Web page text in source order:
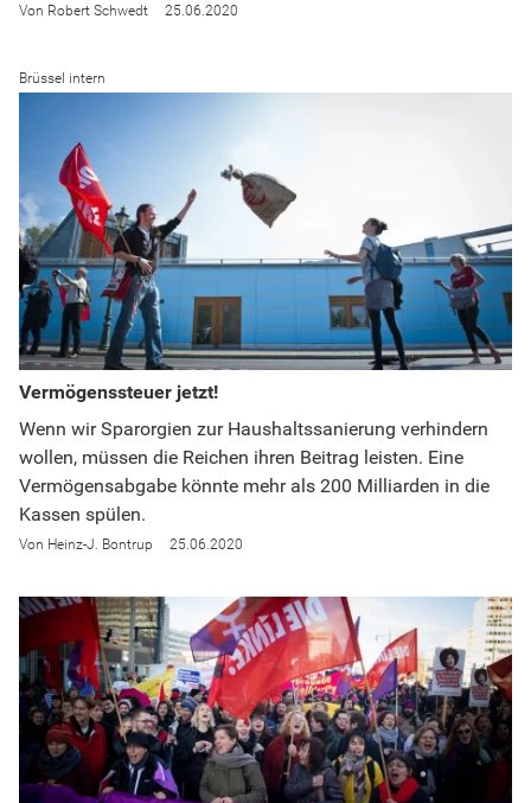
Robert Schwedt 25.06.2020
Brüssel intern
Vermögenssteuer jetzt!
Wenn wir Sparorgien zur Haushaltssanierung verhindern
wollen, müssen die Reichen ihren Beitrag leisten. Eine
Vermögensabgabe könnte mehr als 200 Milliarden in die
Kassen spülen.
Heinz-J. Bontrup 25.06.2020